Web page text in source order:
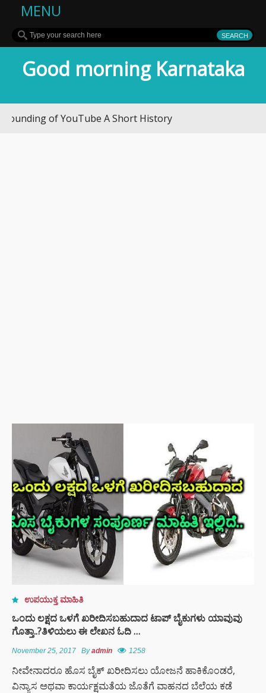
MENU
Good morning Karnataka
of YouTube A Short History
ಉಪಯುಕ್ತ ಮಾಹಿತಿ
ಒಂದು ಲಕ್ಷದ ಒಳಗೆ ಖರೀದಿಸಬಹುದಾದ ಟಾಪ್ ಬೈಕುಗಳು ಯಾವುವು
ಗೊತ್ತಾ..?ತಿಳಿಯಲು ಈ ಲೇಖನ ಓದಿ …
November 25, 2017 Byadmin 1258
ನೀವೇನಾದರೂ ಹೊಸ ಬೈಕ್ ಖರೀದಿಸಲು ಯೋಜನೆ ಹಾಕಿಕೊಂಡರೆ,
ವಿನ್ಯಾಸ ಅಥವಾ ಕಾರ್ಯಕ್ಷಮತೆಯ ಜೊತೆಗೆ ವಾಹನದ ಬೆಲೆಯ ಕಡೆ